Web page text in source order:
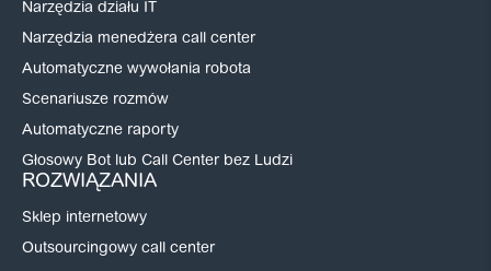
Narzędzia działu IT
Narzędzia menedżera call center
Automatyczne wywołania robota
Scenariusze rozmów
Automatyczne raporty
Głosowy Bot lub Call Center bez Ludzi
ROZWIĄZANIA
Sklep internetowy
Outsourcingowy call center